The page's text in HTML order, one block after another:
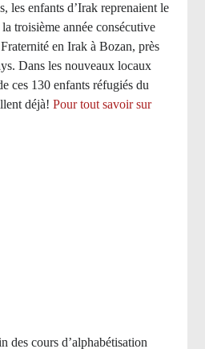
les enfants d’Irak reprenaient le
troisième année consécutive
en Irak à Bozan, près
Dans les nouveaux locaux
ces 130 enfants réfugiés du
déjà! Pour tout savoir sur
des cours d’alphabétisation